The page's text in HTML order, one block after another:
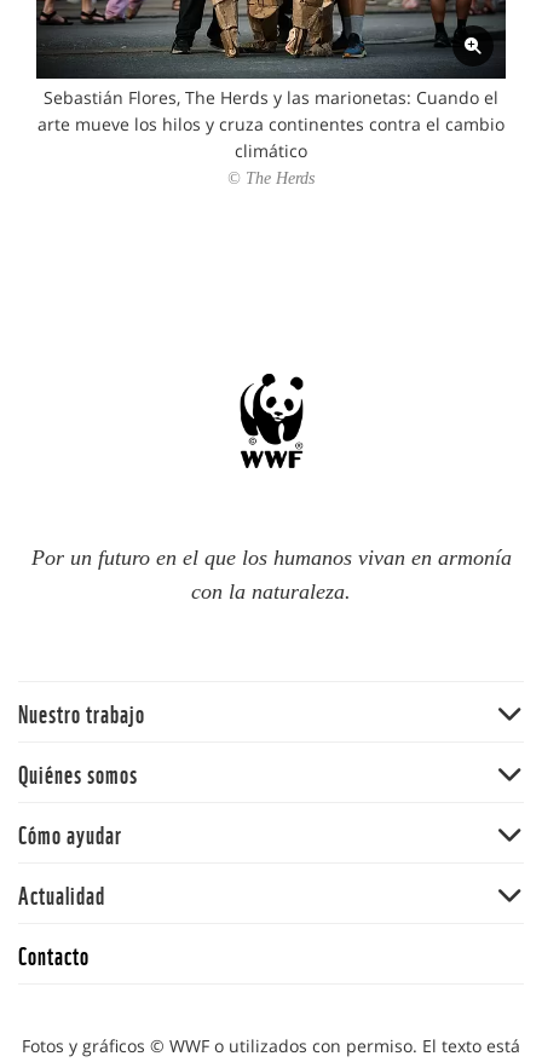
Sebastián Flores, The Herds y las marionetas: Cuando el
arte mueve los hilos y cruza continentes contra el cambio
climático
© The Herds
Por un futuro en el que los humanos vivan en armonía
con la naturaleza.
Nuestro trabajo
Océanos
Cambio climático
Ciudadanos conscientes
La Hora del Planeta
Quiénes somos
WWF en el mundo
Equipo
Trabaja con nosotros
Política de Privacidad
Cómo ayudar
Adopta
Actualidad
Contacto
Fotos y gráficos © WWF o utilizados con permiso. El texto está